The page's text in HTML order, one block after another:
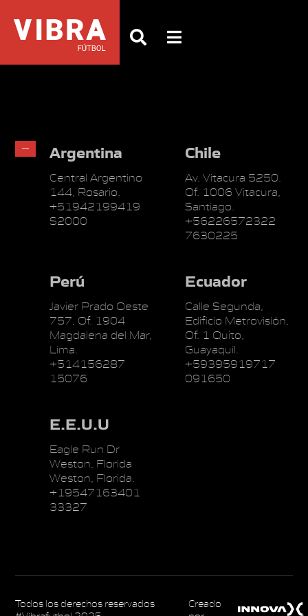
Argentina
Central Argentino
144, Rosario.
+51942199419
S2000
Chile
Av. Vitacura 5250.
Of. 1006 Vitacura,
Santiago.
+56226572322
7630225
Perú
Javier Prado Oeste
757, Of. 1904
Magdalena del Mar,
Lima.
+514156287
15076
Ecuador
Calle Segunda,
Edificio Metrovisión,
Of. 1 Quito,
Guayaquil.
+59395919717
091650
E.E.U.U
Eagle Run Dr
Weston, Florida
Weston, Florida.
+19547163401
33327
Todos los derechos reservados
Creado